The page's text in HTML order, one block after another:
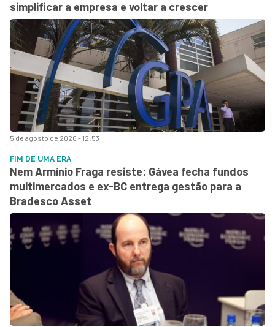
5 de agosto de 2026 - 12:53
simplificar a empresa e voltar a crescer
FIM DE UMA ERA
Nem Armínio Fraga resiste: Gávea fecha fundos
multimercados e ex-BC entrega gestão para a
Bradesco Asset